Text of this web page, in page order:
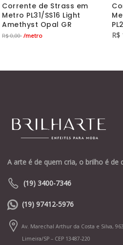
Corrente de Strass em
Metro PL31/SS16 Light
Amethyst Opal GR
R$ 0,00 /metro R$
A arte é de quem cria, o brilho é de
(19) 3400-7346
(19) 97412-5976
Av. Marechal Arthur da Costa e Silva, 963
Limeira/SP – CEP 13487-220